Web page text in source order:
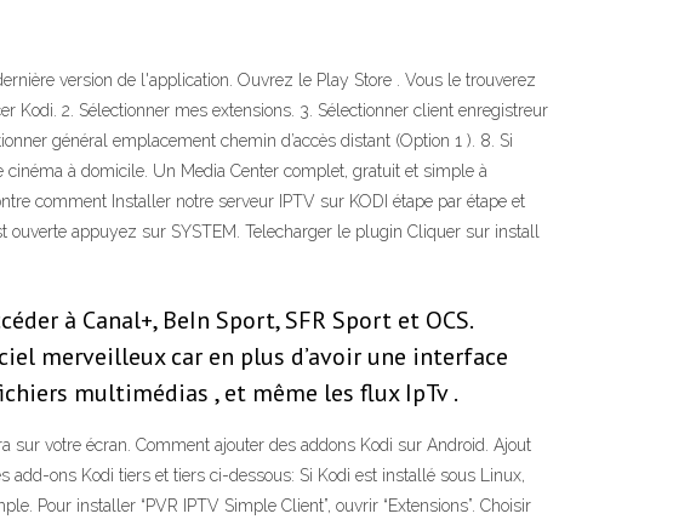
version de l'application. Ouvrez le Play Store . Vous le trouverez
2. Sélectionner mes extensions. 3. Sélectionner client enregistreur
général emplacement chemin d’accès distant (Option 1 ). 8. Si
à domicile. Un Media Center complet, gratuit et simple à
comment Installer notre serveur IPTV sur KODI étape par étape et
appuyez sur SYSTEM. Telecharger le plugin Cliquer sur install
à Canal+, BeIn Sport, SFR Sport et OCS.
merveilleux car en plus d’avoir une interface
multimédias , et même les flux IpTv .
votre écran. Comment ajouter des addons Kodi sur Android. Ajout
ons Kodi tiers et tiers ci-dessous: Si Kodi est installé sous Linux,
Pour installer “PVR IPTV Simple Client”, ouvrir “Extensions”. Choisir